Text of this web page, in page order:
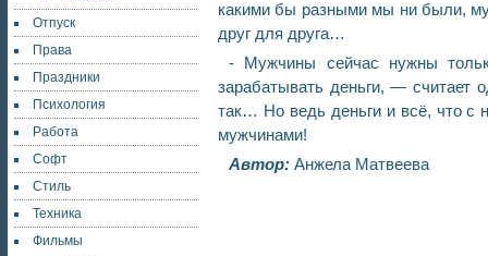
Отпуск
Права
Праздники
Психология
Работа
Софт
Стиль
Техника
Фильмы
какими бы разными мы ни были,
друг для друга…
- Мужчины сейчас нужны
зарабатывать деньги, — считает
так… Но ведь деньги и всё, что с
мужчинами!
Автор: Анжела Матвеева